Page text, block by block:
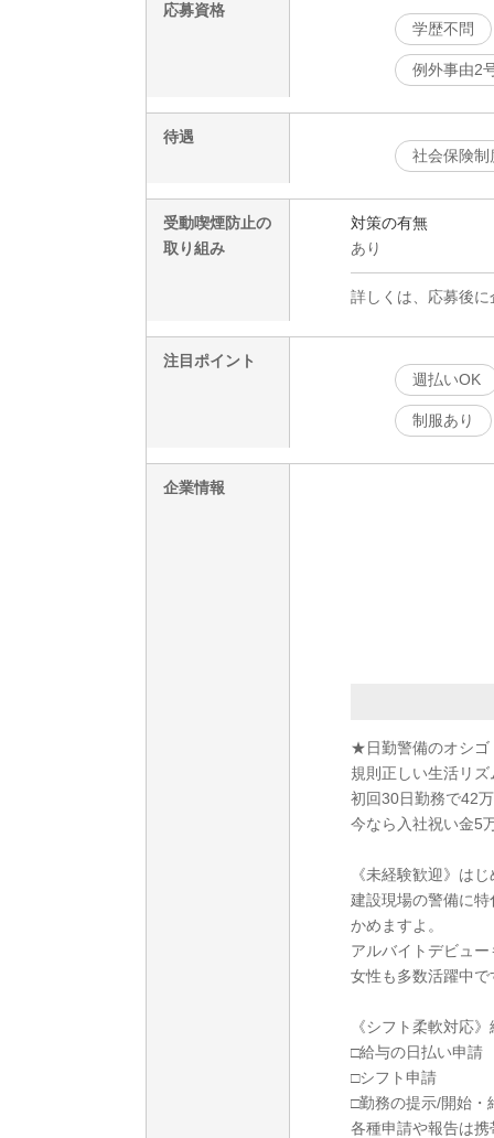
応募資格
学歴不問
例外事由2
待遇
社会保険制
受動喫煙防止の
取り組み
対策の有無
あり
詳しくは、応募後
注目ポイント
週払いOK
制服あり
企業情報
★日勤警備のオシ
規則正しい生活リ
初回30日勤務で42
今なら入社祝い金5
《未経験歓迎》は
建設現場の警備に
かめますよ。
アルバイトデビュ
女性も多数活躍中で
《シフト柔軟対応
□給与の日払い申請
□シフト申請
□勤務の提示/開始・
各種申請や報告は